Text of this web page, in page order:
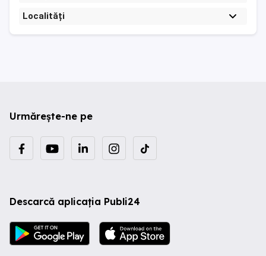
Localități
Urmărește-ne pe
Descarcă aplicația Publi24